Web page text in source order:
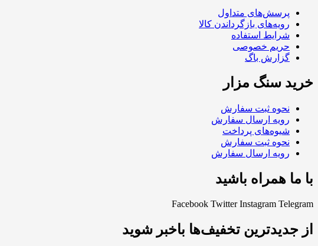
پرسش‌های متداول
رویه‌های بازگرداندن کالا
شرایط استفاده
حریم خصوصی
گزارش باگ
خرید سنگ مزار
نحوه ثبت سفارش
رویه ارسال سفارش
شیوه‌های پرداخت
نحوه ثبت سفارش
رویه ارسال سفارش
با ما همراه باشید
Facebook Twitter Instagram Telegram
از جدیدترین تخفیف‌ها باخبر شوید